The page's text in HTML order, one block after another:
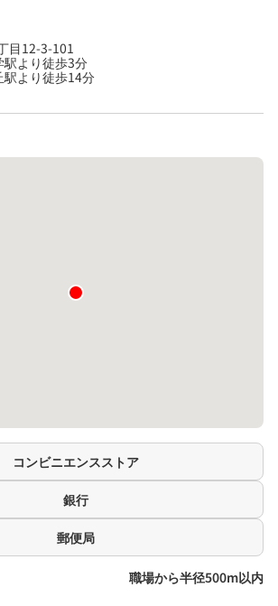
目12-3-101
駅より徒歩3分
駅より徒歩14分
コンビニエンスストア
銀行
郵便局
職場から半径500m以内